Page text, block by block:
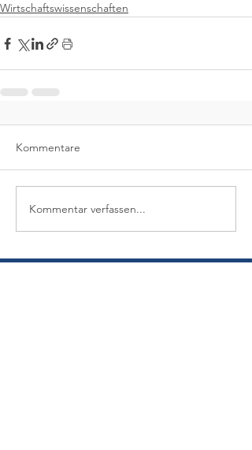
Wirtschaftswissenschaften
Kommentare
Kommentar verfassen...